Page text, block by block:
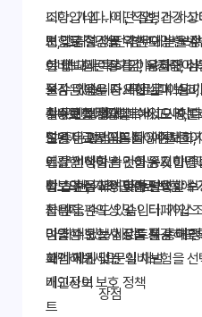
니다. 가입 나이, 직업, 건강 상태 등 개인적인 정보를 입력하
면 맞춤형 상품 추천도 받을 수 있습니다.
트' 비교사이트를 이용하면
을 수 있습니다. 무료로 이용 가능한 서비스이므로 부담 없이
활용해 보세요.
조항입니다. 어떤 질병과 사고에 대해 보장을 받을 수 있는
지, 그리고 어떤 경우에는 보
야 합니다. 특히 암, 뇌졸중, 심근경색증 등 주요 질환에 대한
보장 내용을 자세히 살펴보고, 가입 후 발생할 수 있는 예상
치 못한 상황에 대해서도 충분히
설명자료를 꼼꼼히 읽어보고,
에 문의하여 확인하는 것이 좋습니다. 자신의
활 습관을 고려하여 필요한
합니다.
보험료 절감을 위한 다양한 방
실비보험은 장기간 유지해야
절감은 매우 중요합니다. '실비보험다이렉트'를 통해 설계사
수수료를 절감할 수 있으며, 다양한 할인 혜택을 활용하는 것
도 좋은 방법입니다. 예를 들어 건강검진 수검, 금연, 운동 등
건강한 생활 습관을 유지하면
다. 또한, 가족 단위로 보험에 가입하면 추가적인 할인 혜택
을 받을 수도 있습니다. 가입 조건과 할인율을 꼼꼼히 확인하
여 최대한 보험료를 절감하도
확인해보세요!
실비보험다이렉트 비교사이
많은 비교사이트들이 존재하
트를 선택하는 것이 중요합니다. 다음과 같은 기준을 통
뢰도 높은 사이트를 선택할
정보의 정확성 및 투명성
사용자 편의성 및 인터페이스
다양한 보험사 상품 제공 여부
고객 지원 및 문의 채널
개인정보 보호 정책
믿을 수 있는 사이트를 통해 정보를 얻고,
해 나에게 맞는 실비보험을
비교사이
트
장점